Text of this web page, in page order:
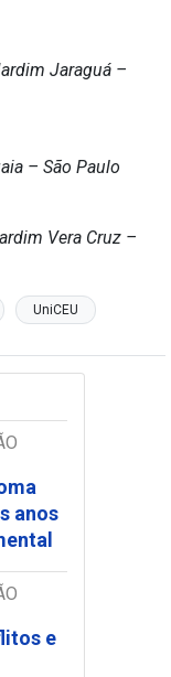
Jaraguá –
– São Paulo
Vera Cruz –
UniCEU
anos
e